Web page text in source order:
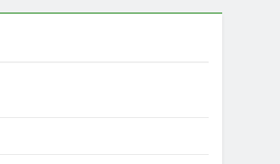
Demokrat
Van da
İLE GÖRÜŞTÜ